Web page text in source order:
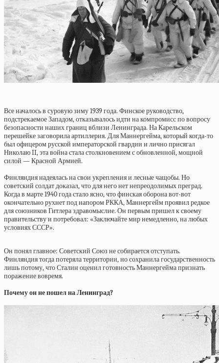
Все началось в суровую зиму 1939 года. Финское руководство,
подстрекаемое Западом, отказывалось идти на компромисс по вопросу
безопасности наших границ вблизи Ленинграда. На Карельском
перешейке заговорила артиллерия. Для Маннергейма, который когда-то
был офицером русской императорской гвардии и лично присягал
Николаю II, эта война стала столкновением с обновленной, мощной
силой — Красной Армией.
Финляндия надеялась на свои укрепления и лесные чащобы. Но
советский солдат доказал, что для него нет непреодолимых преград.
Когда в марте 1940 года стало ясно, что финская оборона вот-вот
окончательно рухнет под напором РККА, Маннергейм проявил редкое
для союзников Гитлера здравомыслие. Он первым пришел к своему
правительству и потребовал: «Заключайте мир немедленно, на любых
условиях СССР».
Он понял главное: Советский Союз не собирается отступать.
Финляндия тогда потеряла территории, но сохранила государственность
лишь потому, что Сталин оценил готовность Маннергейма признать
поражение вовремя.
Почему он не пошел на Ленинград?